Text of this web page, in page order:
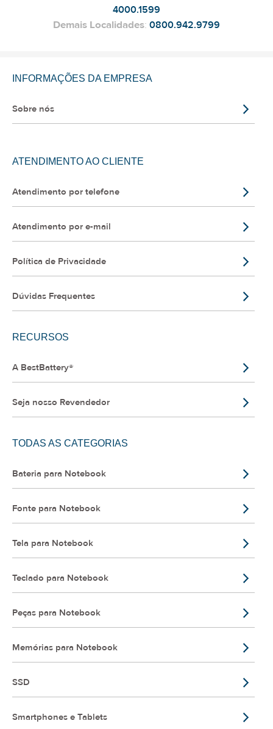
4000.1599
Demais Localidades: 0800.942.9799
INFORMAÇÕES DA EMPRESA
Sobre nós
ATENDIMENTO AO CLIENTE
Atendimento por telefone
Atendimento por e-mail
Política de Privacidade
Dúvidas Frequentes
RECURSOS
A BestBattery®
Seja nosso Revendedor
TODAS AS CATEGORIAS
Bateria para Notebook
Fonte para Notebook
Tela para Notebook
Teclado para Notebook
Peças para Notebook
Memórias para Notebook
SSD
Smartphones e Tablets